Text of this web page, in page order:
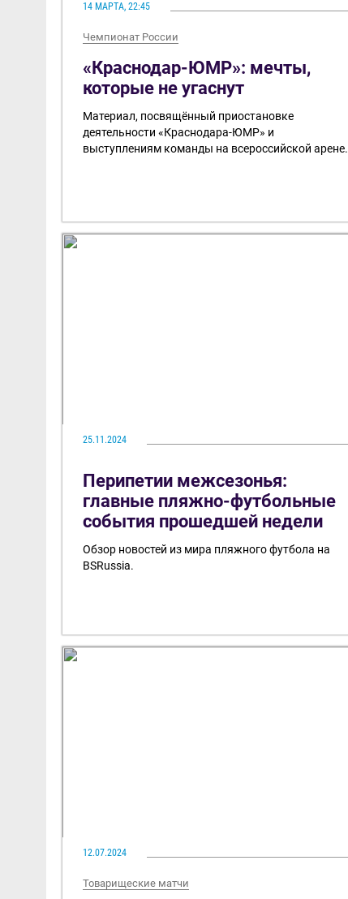
14 МАРТА, 22:45
Чемпионат России
«Краснодар-ЮМР»: мечты,
которые не угаснут
Материал, посвящённый приостановке
деятельности «Краснодара-ЮМР» и
выступлениям команды на всероссийской арене.
25.11.2024
Перипетии межсезонья:
главные пляжно-футбольные
события прошедшей недели
Обзор новостей из мира пляжного футбола на
BSRussia.
12.07.2024
Товарищеские матчи